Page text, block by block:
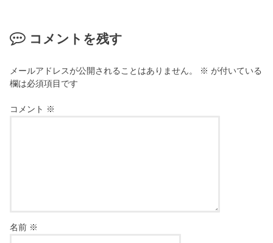
コメントを残す
メールアドレスが公開されることはありません。 ※ が付いている
欄は必須項目です
コメント ※
名前 ※